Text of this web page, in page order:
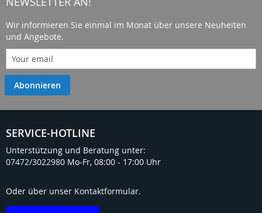
Wir informieren Sie einmal im Monat über unsere Neuheiten
und Angebote.
Abonnieren
SERVICE-HOTLINE
Unterstützung und Beratung unter:
07472/3022980 Mo-Fr, 08:00 - 17:00 Uhr
Oder über unser Kontaktformular.